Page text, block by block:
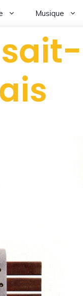
Musique
sait-